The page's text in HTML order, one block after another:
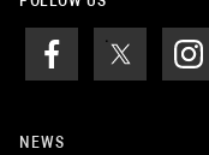
NEWS